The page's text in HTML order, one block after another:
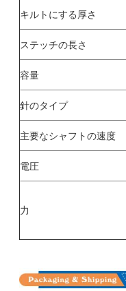
キルトにする厚さ
ステッチの長さ
容量
針のタイプ
主要なシャフトの速度
電圧
力